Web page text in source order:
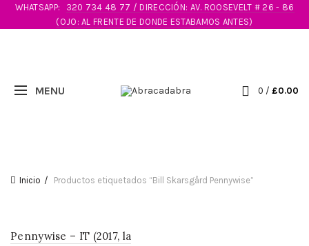
WHATSAPP:
320 734 48 77 / DIRECCIÓN: AV. ROOSEVELT # 26 - 86
(OJO: AL FRENTE DE DONDE ESTABAMOS ANTES)
0 / £0.00
Inicio Productos etiquetados “Bill Skarsgård Pennywise”
Pennywise – IT (2017, la